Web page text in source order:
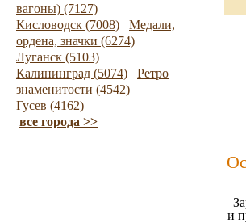
вагоны) (7127)
Кисловодск (7008)
Медали,
ордена, значки (6274)
Луганск (5103)
Калининград (5074)
Ретро
знаменитости (4542)
Гусев (4162)
все города >>
и